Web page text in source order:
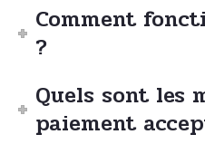
Comment
?
Quels sont les
paiement